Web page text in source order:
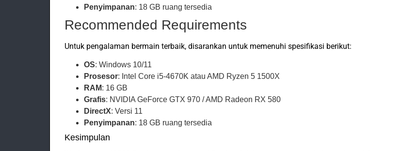
Penyimpanan: 18 GB ruang tersedia
Recommended Requirements
Untuk pengalaman bermain terbaik, disarankan untuk memenuhi spesifikasi berikut:
OS: Windows 10/11
Prosesor: Intel Core i5-4670K atau AMD Ryzen 5 1500X
RAM: 16 GB
Grafis: NVIDIA GeForce GTX 970 / AMD Radeon RX 580
DirectX: Versi 11
Penyimpanan: 18 GB ruang tersedia
Kesimpulan